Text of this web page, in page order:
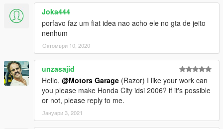
Joka444
porfavo faz um fiat idea nao acho ele no gta de jeito
nenhum
Октомври 10, 2020
unzasajid
Hello, @Motors Garage (Razor) I like your work can
you please make Honda City idsi 2006? if it's possible
or not, please reply to me.
Јануари 3, 2021